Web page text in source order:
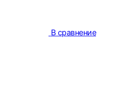
В сравнение